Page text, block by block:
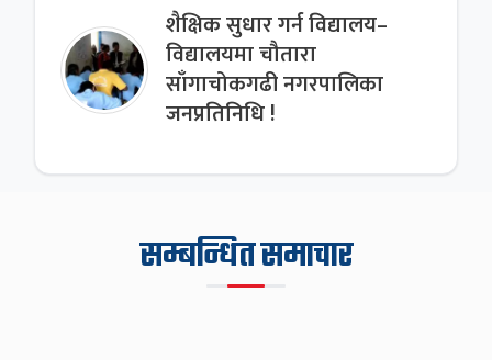
शैक्षिक सुधार गर्न विद्यालय–
विद्यालयमा चौतारा
साँगाचोकगढी नगरपालिका
जनप्रतिनिधि !
सम्बन्धित समाचार